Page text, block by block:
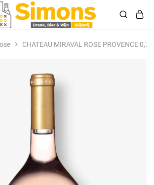
CHATEAU MIRAVAL ROSE PROVENCE